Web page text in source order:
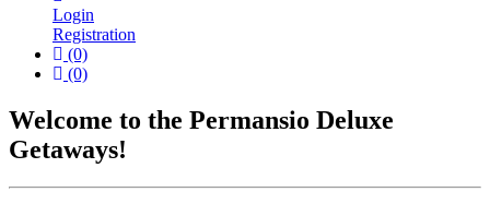
Login
Registration
(0)
(0)
Welcome to the Permansio Deluxe
Getaways!